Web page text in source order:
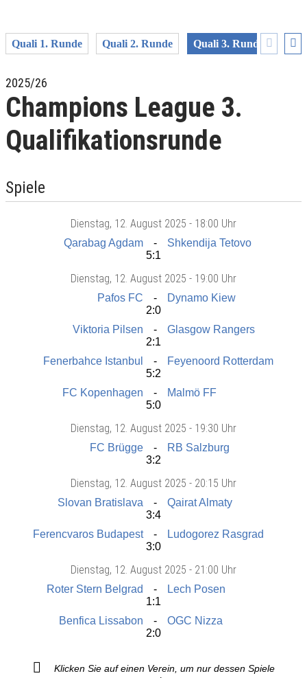
Quali 1. Runde Quali 2. Runde Quali 3. Runde
2025/26
Champions League 3.
Qualifikationsrunde
Spiele
Dienstag, 12. August 2025 - 18:00 Uhr
Qarabag Agdam
Shkendija Tetovo
5:1
Dienstag, 12. August 2025 - 19:00 Uhr
Pafos FC
Dynamo Kiew
2:0
Viktoria Pilsen
Glasgow Rangers
2:1
Fenerbahce Istanbul
Feyenoord Rotterdam
5:2
FC Kopenhagen
Malmö FF
5:0
Dienstag, 12. August 2025 - 19:30 Uhr
FC Brügge
RB Salzburg
3:2
Dienstag, 12. August 2025 - 20:15 Uhr
Slovan Bratislava
Qairat Almaty
3:4
Ferencvaros Budapest
Ludogorez Rasgrad
3:0
Dienstag, 12. August 2025 - 21:00 Uhr
Roter Stern Belgrad
Lech Posen
1:1
Benfica Lissabon
OGC Nizza
2:0
Klicken Sie auf einen Verein, um nur dessen Spiele